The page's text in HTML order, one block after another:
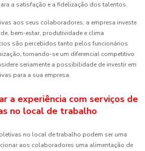
a satisfação e a fidelização dos talentos.
aos seus colaboradores, a empresa investe
bem-estar, produtividade e clima
são percebidos tanto pelos funcionários
tornando-se um diferencial competitivo
seriamente a possibilidade de investir em
para a sua empresa.
a experiência com serviços de
no local de trabalho
no local de trabalho podem ser uma
aos colaboradores uma alimentação de